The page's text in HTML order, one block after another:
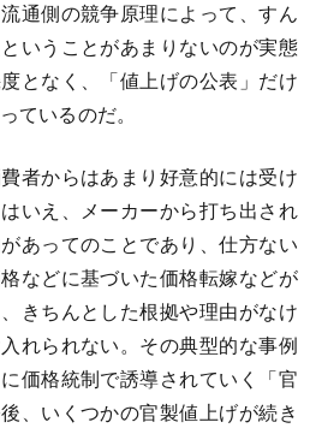
通側の競争原理によって、すん
いうことがあまりないのが実態
となく、「値上げの公表」だけ
ているのだ。
者からはあまり好意的には受け
いえ、メーカーから打ち出され
あってのことであり、仕方ない
などに基づいた価格転嫁などが
きちんとした根拠や理由がなけ
れられない。その典型的な事例
価格統制で誘導されていく「官
、いくつかの官製値上げが続き